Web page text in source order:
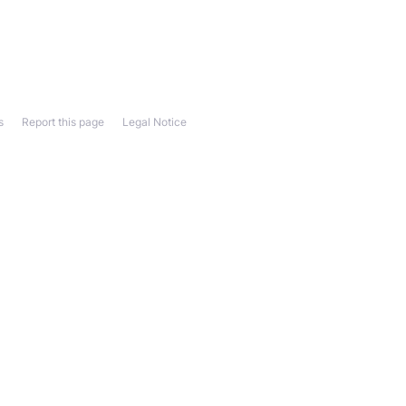
Legal Notice
Report this page